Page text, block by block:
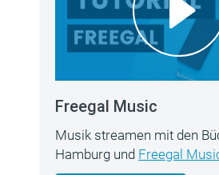
Freegal Music
Musik streamen mit den
Hamburg und Freegal